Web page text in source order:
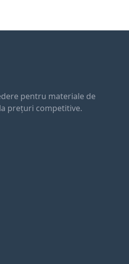
pentru materiale de
prețuri competitive.